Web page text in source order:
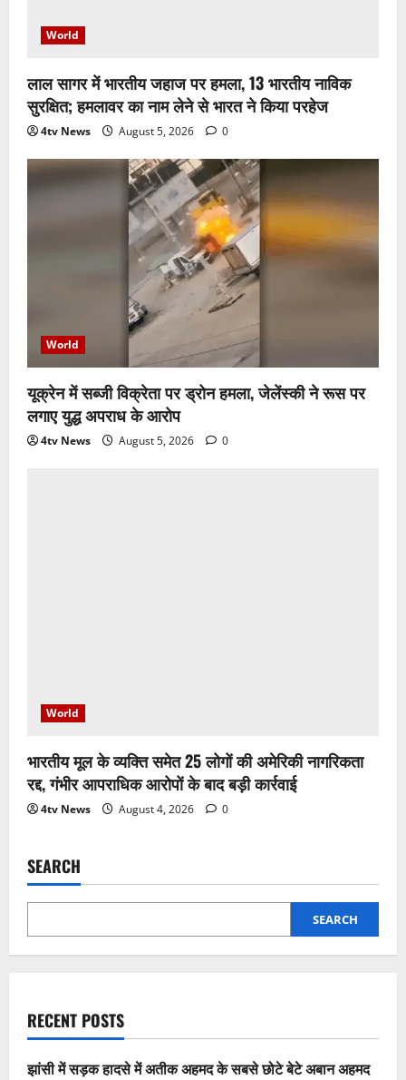
World
लाल सागर में भारतीय जहाज पर हमला, 13 भारतीय नाविक
सुरक्षित; हमलावर का नाम लेने से भारत ने किया परहेज
4tv News August 5, 2026 0
World
यूक्रेन में सब्जी विक्रेता पर ड्रोन हमला, जेलेंस्की ने रूस पर
लगाए युद्ध अपराध के आरोप
4tv News August 5, 2026 0
World
भारतीय मूल के व्यक्ति समेत 25 लोगों की अमेरिकी नागरिकता
रद्द, गंभीर आपराधिक आरोपों के बाद बड़ी कार्रवाई
4tv News August 4, 2026 0
SEARCH
SEARCH
RECENT POSTS
झांसी में सड़क हादसे में अतीक अहमद के सबसे छोटे बेटे अबान अहमद